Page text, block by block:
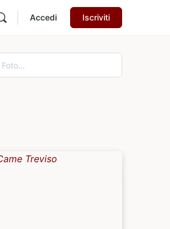
Accedi Iscriviti